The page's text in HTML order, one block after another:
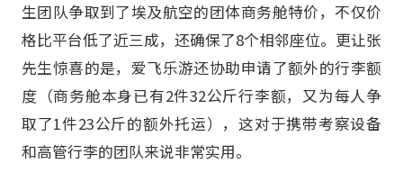
生团队争取到了埃及航空的团体商务舱特价，不仅价
格比平台低了近三成，还确保了8个相邻座位。更让张
先生惊喜的是，爱飞乐游还协助申请了额外的行李额
度（商务舱本身已有2件32公斤行李额，又为每人争
取了1件23公斤的额外托运），这对于携带考察设备
和高管行李的团队来说非常实用。